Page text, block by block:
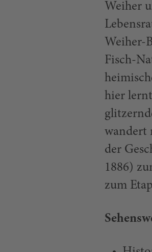
Weiher
Weiher-
Fisch-
hier
wandert
der
1886)
zum